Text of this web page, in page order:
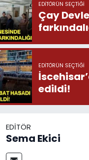
EDITÖRÜN SEÇTIĞI
Çay
EDITÖRÜN SEÇTIĞI
edildi!
EDITÖR
Sema Ekici